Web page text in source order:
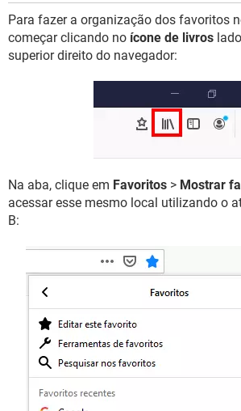
Para fazer a organização dos favoritos
começar clicando no ícone de livros
superior direito do navegador:
Na aba, clique em Favoritos > Mostrar
acessar esse mesmo local utilizando o
B: